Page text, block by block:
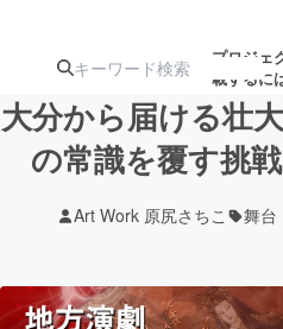
プロジェ
載するに
ジェクト
ターン
注目の新着プロ
ジェクト
アート・写真
大分から届ける壮
の常識を覆す挑
Art Work 原尻さちこ 舞台